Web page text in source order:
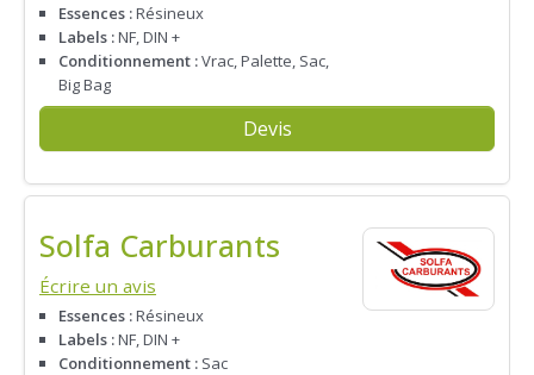
Essences :Résineux
Labels :NF, DIN +
Conditionnement :Vrac, Palette, Sac,
Big Bag
Devis
Solfa Carburants
Écrire un avis
Essences :Résineux
Labels :NF, DIN +
Conditionnement : Sac